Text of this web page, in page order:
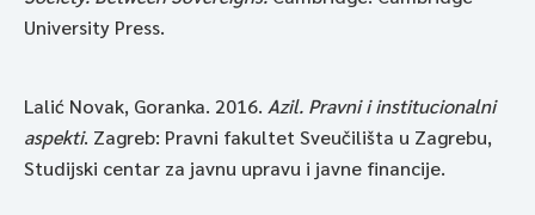
University Press.
Lalić Novak, Goranka. 2016. Azil. Pravni i institucionalni
aspekti. Zagreb: Pravni fakultet Sveučilišta u Zagrebu,
Studijski centar za javnu upravu i javne financije.